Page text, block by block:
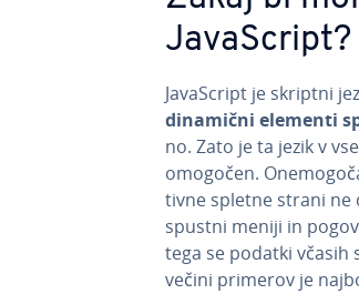
Ja­va­Script?
Ja­va­Script je skriptni
dinamični elementi
no. Zato je ta jezik v
omogočen.
tiv­ne spletne strani ne
spustni meniji in
tega se podatki
večini primerov je